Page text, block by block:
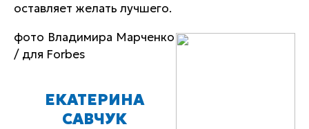
оставляет желать лучшего.
фото Владимира Марченко
/ для Forbes
ЕКАТЕРИНА
САВЧУК